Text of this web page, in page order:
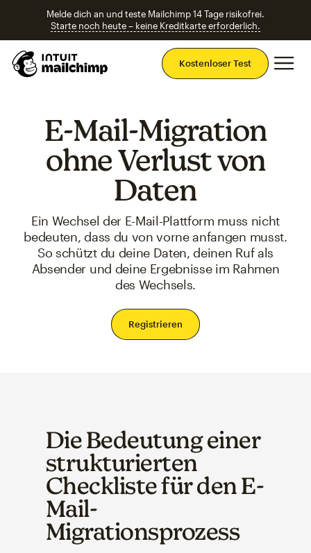
Melde dich an und teste Mailchimp 14 Tage risikofrei.
Starte noch heute – keine Kreditkarte erforderlich.
Kostenloser Test
E-Mail-Migration
ohne Verlust von
Daten
Ein Wechsel der E-Mail-Plattform muss nicht
bedeuten, dass du von vorne anfangen musst.
So schützt du deine Daten, deinen Ruf als
Absender und deine Ergebnisse im Rahmen
des Wechsels.
Registrieren
Die Bedeutung einer
strukturierten
Checkliste für den E-
Mail-
Migrationsprozess